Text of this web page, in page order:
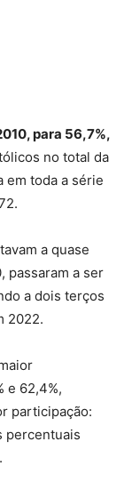
para 56,7%,
no total da
em toda a série
a quase
passaram a ser
a dois terços
2022.
e 62,4%,
participação:
percentuais